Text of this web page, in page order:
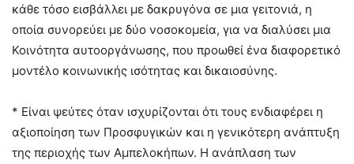
κάθε τόσο εισβάλλει με δακρυγόνα σε μια γειτονιά, η
οποία συνορεύει με δύο νοσοκομεία, για να διαλύσει μια
Κοινότητα αυτοοργάνωσης, που προωθεί ένα διαφορετικό
μοντέλο κοινωνικής ισότητας και δικαιοσύνης.
* Είναι ψεύτες όταν ισχυρίζονται ότι τους ενδιαφέρει η
αξιοποίηση των Προσφυγικών και η γενικότερη ανάπτυξη
της περιοχής των Αμπελοκήπων. Η ανάπλαση των